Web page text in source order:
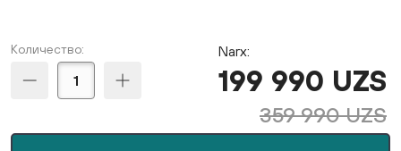
Количество: Narx:
199 990 UZS
359 990 UZS